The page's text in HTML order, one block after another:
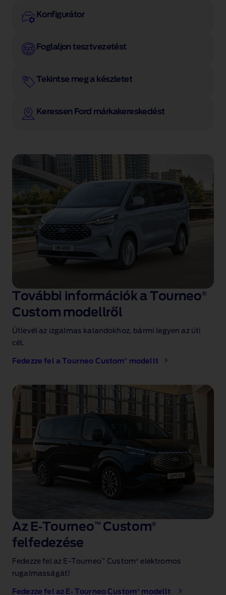
Konfigurátor
Foglaljon tesztvezetést
Tekintse meg a készletet
Keressen Ford márkakereskedést
További információk a Tourneo®
Custom modellről
Útlevél az izgalmas kalandokhoz, bármi legyen az úti
cél.
Fedezze fel a Tourneo Custom ® modellt
Az E‑Tourneo ™ Custom®
felfedezése
Fedezze fel az E‑Tourneo ™ Custom
elektromos
rugalmasságát!
Fedezze fel az E‑ Tourneo Custom ® modellt